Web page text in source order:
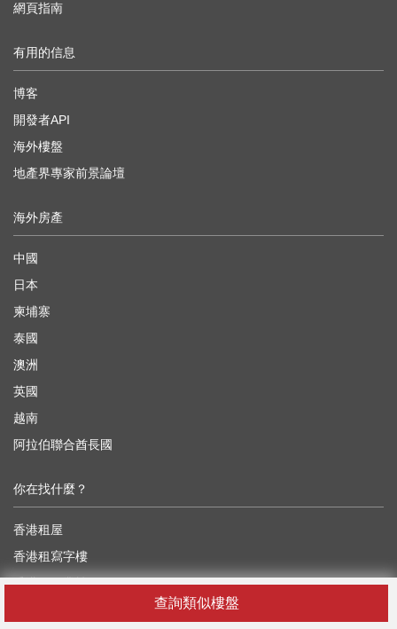
查詢類似樓盤
網頁指南
有用的信息
博客
開發者API
海外樓盤
地產界專家前景論壇
海外房產
中國
日本
柬埔寨
泰國
澳洲
英國
越南
阿拉伯聯合酋長國
你在找什麼？
香港租屋
香港租寫字樓
香港租工業樓